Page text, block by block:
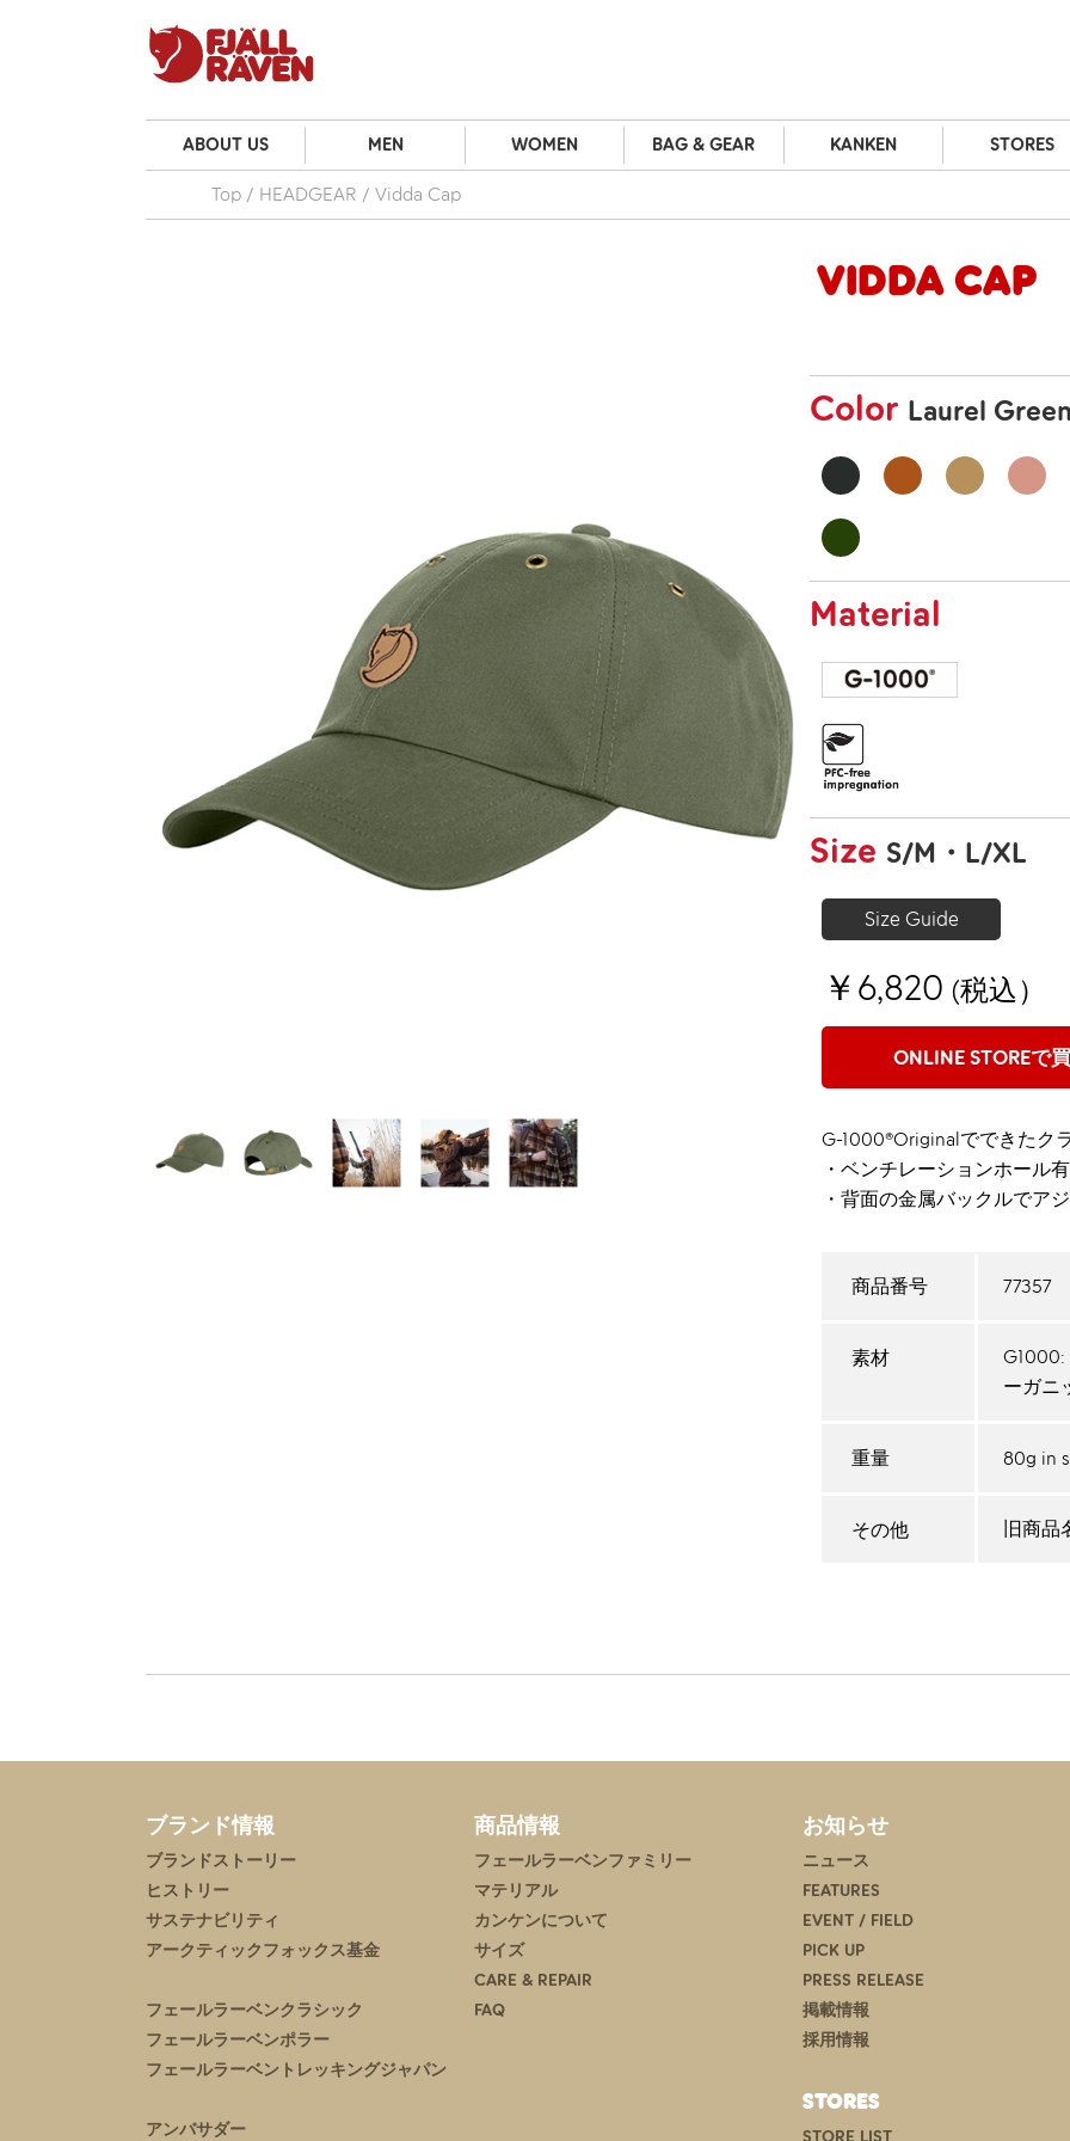
ABOUT US MEN WOMEN BAG & GEAR KANKEN STORES
Top HEADGEAR Vidda Cap
Vidda Cap
Color Laurel
Material
Size S/M L/XL
Size Guide
￥6,820 (税込）
ONLINE STOREで
G-1000®Originalでできたク
・ベンチレーションホール
・背面の金属バックルでア
商品番号 77357
素材
G1000:
ーガニ
重量 80g in
その他 旧商
ブランド情報
ブランドストーリー
ヒストリー
サステナビリティ
アークティックフォックス基金
フェールラーベンクラシック
フェールラーベンポラー
フェールラーベントレッキングジャパン
アンバサダー
商品情報
フェールラーベンファミリー
マテリアル
カンケンについて
サイズ
CARE & REPAIR
FAQ
お知らせ
ニュース
FEATURES
EVENT / FIELD
PICK UP
PRESS RELEASE
掲載情報
採用情報
STORES
STORE LIST